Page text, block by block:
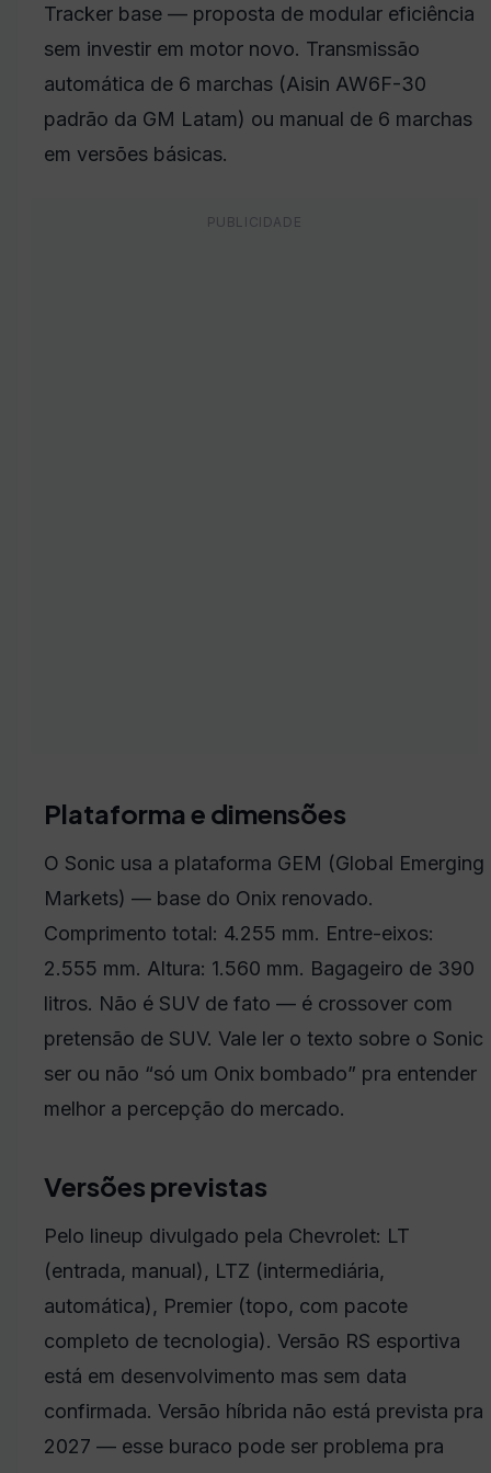
Tracker base — proposta de modular eficiência
sem investir em motor novo. Transmissão
automática de 6 marchas (Aisin AW6F-30
padrão da GM Latam) ou manual de 6 marchas
em versões básicas.
Plataforma e dimensões
O Sonic usa a plataforma GEM (Global Emerging
Markets) — base do Onix renovado.
Comprimento total: 4.255 mm. Entre-eixos:
2.555 mm. Altura: 1.560 mm. Bagageiro de 390
litros. Não é SUV de fato — é crossover com
pretensão de SUV. Vale ler o texto sobre o Sonic
ser ou não “só um Onix bombado” pra entender
melhor a percepção do mercado.
Versões previstas
Pelo lineup divulgado pela Chevrolet: LT
(entrada, manual), LTZ (intermediária,
automática), Premier (topo, com pacote
completo de tecnologia). Versão RS esportiva
está em desenvolvimento mas sem data
confirmada. Versão híbrida não está prevista pra
2027 — esse buraco pode ser problema pra